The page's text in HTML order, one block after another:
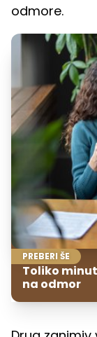
odmore.
PREBERI ŠE
Toliko
na odmor